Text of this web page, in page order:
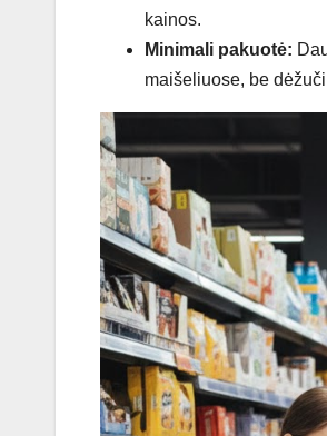
kainos.
Minimali pakuotė:
maišeliuose, be